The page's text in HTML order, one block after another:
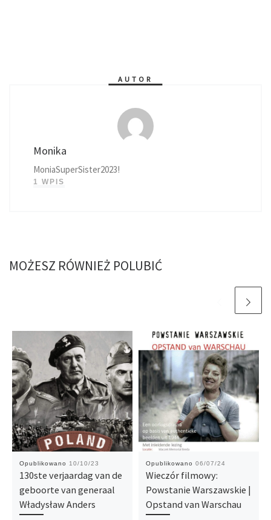
AUTOR
Monika
MoniaSuperSister2023!
1 WPIS
MOŻESZ RÓWNIEŻ POLUBIĆ
Opublikowano 10/10/23
130ste verjaardag van de
geboorte van generaal
Władysław Anders
Opublikowano 06/07/24
Wieczór filmowy:
Powstanie Warszawskie |
Opstand van Warschau